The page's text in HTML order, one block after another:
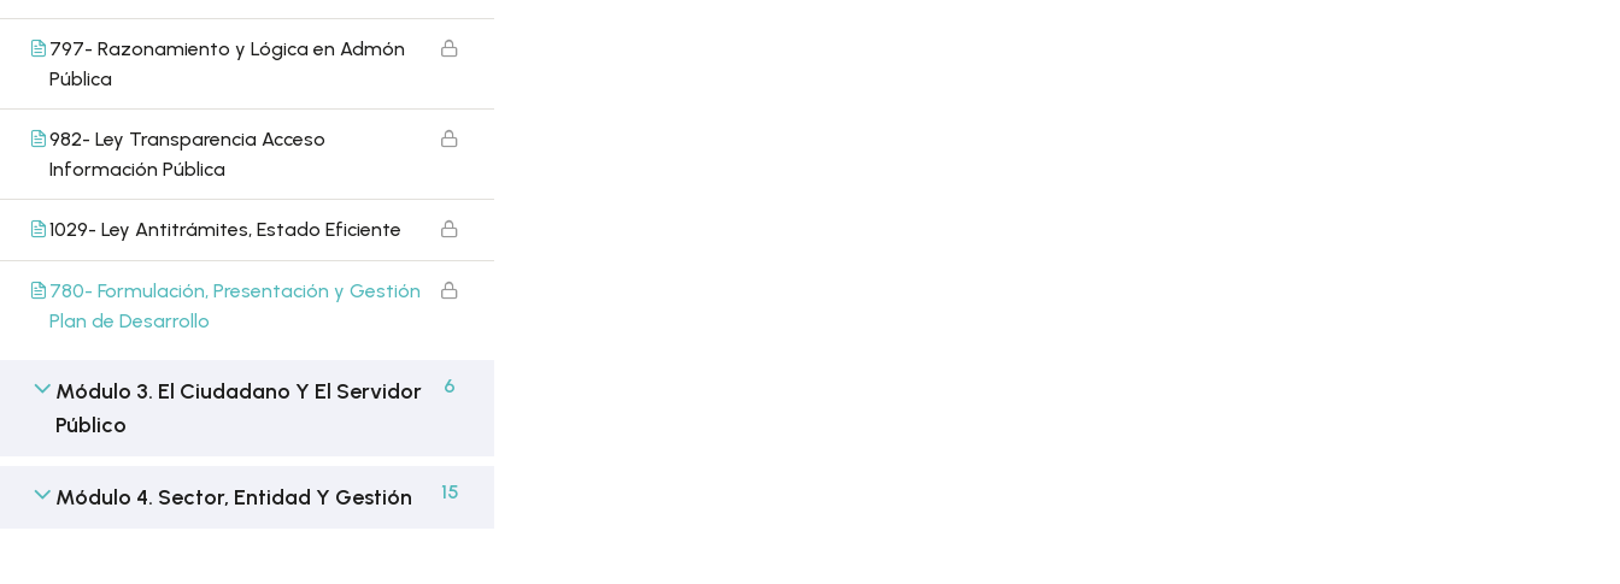
797- Razonamiento y Lógica en Admón
Pública
982- Ley Transparencia Acceso
Información Pública
1029- Ley Antitrámites, Estado Eficiente
780- Formulación, Presentación y Gestión
Plan de Desarrollo
Módulo 3. El Ciudadano Y El Servidor
Público
6
Módulo 4. Sector, Entidad Y Gestión 15